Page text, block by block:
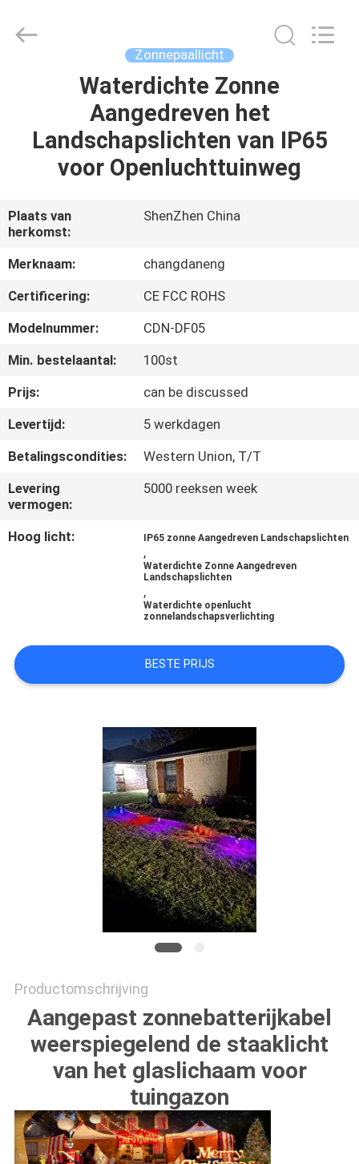
PRODUCTEN
ONS
FABRIEKSRONDLEIDING
KWALITEITSCONTROLE
NEEM
CONTACT
MET
ONS
OP
NIEUWS
OFFERTE
AANVRAGEN
PRIVACYBELEID
Ltd..
Zonnepaallicht
Waterdichte Zonne
Aangedreven het
Landschapslichten van IP65
voor Openluchttuinweg
Plaats van
herkomst:
ShenZhen China
Merknaam:
changdaneng
Certificering:
CE FCC ROHS
Modelnummer:
CDN-DF05
Min. bestelaantal:
100st
Prijs:
can be discussed
Levertijd:
5 werkdagen
Betalingscondities:
Western Union, T/T
Levering
vermogen:
5000 reeksen week
Hoog licht: IP65 zonne Aangedreven Landschapslichten
,
Waterdichte Zonne Aangedreven
Landschapslichten
,
Waterdichte openlucht
zonnelandschapsverlichting
BESTE PRIJS
Productomschrijving
Aangepast zonnebatterijkabel
weerspiegelend de staaklicht
van het glaslichaam voor
tuingazon